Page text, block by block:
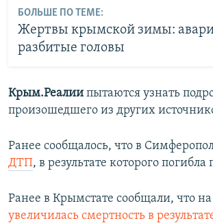
БОЛЬШЕ ПО ТЕМЕ:
Жертвы крымской зимы:
разбитые головы
Крым.Реалии пытаются узнать
произошедшего из других
Ранее сообщалось, что в
ДТП, в результате которого
Ранее в Крымстате сообщали, что на
увеличилась смертность в